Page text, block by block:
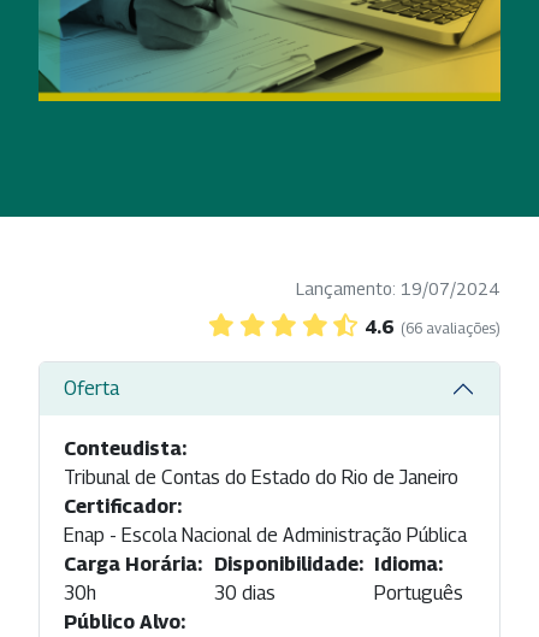
Lançamento: 19/07/2024
4.6 (66 avaliações)
Oferta
Conteudista:
Tribunal de Contas do Estado do Rio de Janeiro
Certificador:
Enap - Escola Nacional de Administração Pública
Carga Horária:
30h
Disponibilidade:
30 dias
Idioma:
Português
Público Alvo: